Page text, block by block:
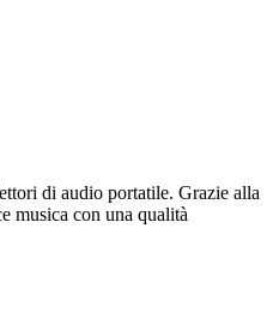
di audio portatile. Grazie alla
musica con una qualità